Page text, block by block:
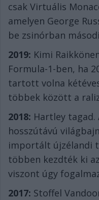
csak Virtuális
amelyen George
be zsinórban
2019: Kimi
Formula-1-ben, ha
tartott volna
többek között a
2018: Hartley tagad.
hosszútávú
importált újzélandi
többen kezdték ki
viszont úgy
2017: Stoffel